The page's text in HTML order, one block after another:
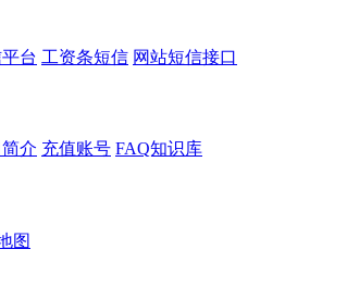
台 工资条短信 网站短信接口
介 充值账号 FAQ知识库
图